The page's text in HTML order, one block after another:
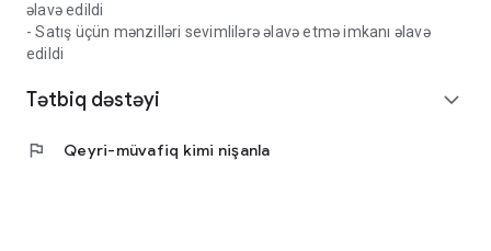
əlavə edildi
- Satış üçün mənzilləri sevimlilərə əlavə etmə imkanı əlavə
edildi
Tətbiq dəstəyi expand_more
flag Qeyri-müvafiq kimi nişanla